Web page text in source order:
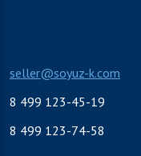
seller@soyuz-k.com
8 499 123-45-19
8 499 123-74-58